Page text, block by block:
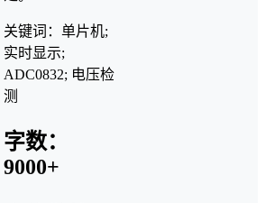
关键词：单片机;
实时显示;
ADC0832; 电压检
测
字数：
9000+